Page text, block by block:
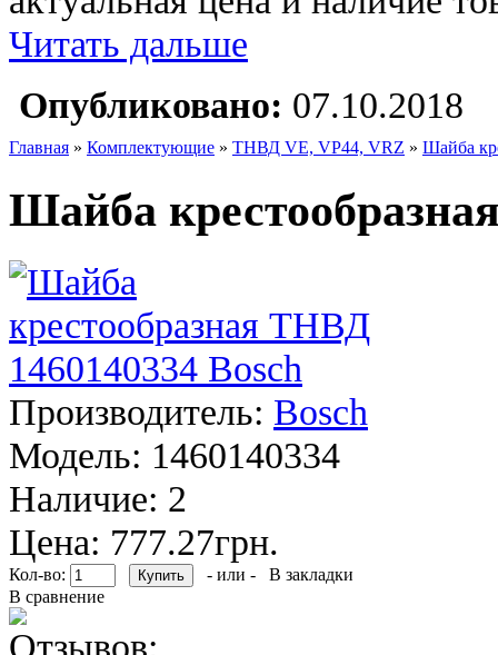
Читать дальше
Опубликовано: 07.10.2018
Главная » Комплектующие » ТНВД VE, VP44, VRZ » Шайба
Шайба
Производитель: Bosch
Модель: 1460140334
Наличие: 2
Цена: 777.27грн.
Кол-во: - или -
В закладки
В сравнение